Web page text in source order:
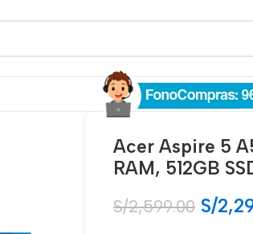
Acer Aspire 5
RAM, 512GB
S/2,599.00 S/